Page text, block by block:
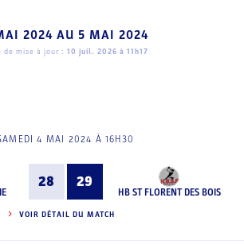
2024 AU 5 MAI 2024
de mise à jour : 10 juil. 2026 à 11h17
4 MAI 2024 À 16H30
28 29
HB ST FLORENT DES BOIS
VOIR DÉTAIL DU MATCH